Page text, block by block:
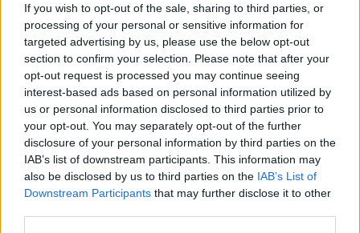
If you wish to opt-out of the sale, sharing to third parties, or
processing of your personal or sensitive information for
targeted advertising by us, please use the below opt-out
section to confirm your selection. Please note that after your
opt-out request is processed you may continue seeing
interest-based ads based on personal information utilized by
us or personal information disclosed to third parties prior to
your opt-out. You may separately opt-out of the further
disclosure of your personal information by third parties on the
IAB’s list of downstream participants. This information may
also be disclosed by us to third parties on the IAB’s List of
Downstream Participants that may further disclose it to other
GNR deteve 13 pessoas e registou 59 acidentes numa semana
no distrito de Beja
A Guarda Nacional Republicana (GNR) deteve 13 pessoas em
flagrante delito e registou 59...
3 Agosto, 2026 - 14:06